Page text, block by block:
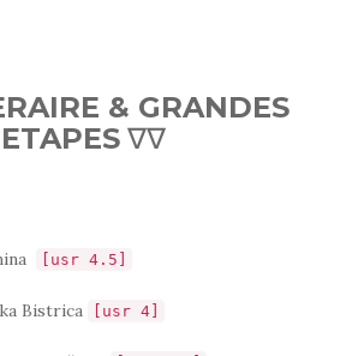
& GRANDES
ETAPES∇∇
[usr 4.5]
Bistrica [usr 4]